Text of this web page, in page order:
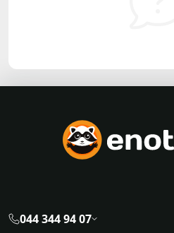
044 344 94 07